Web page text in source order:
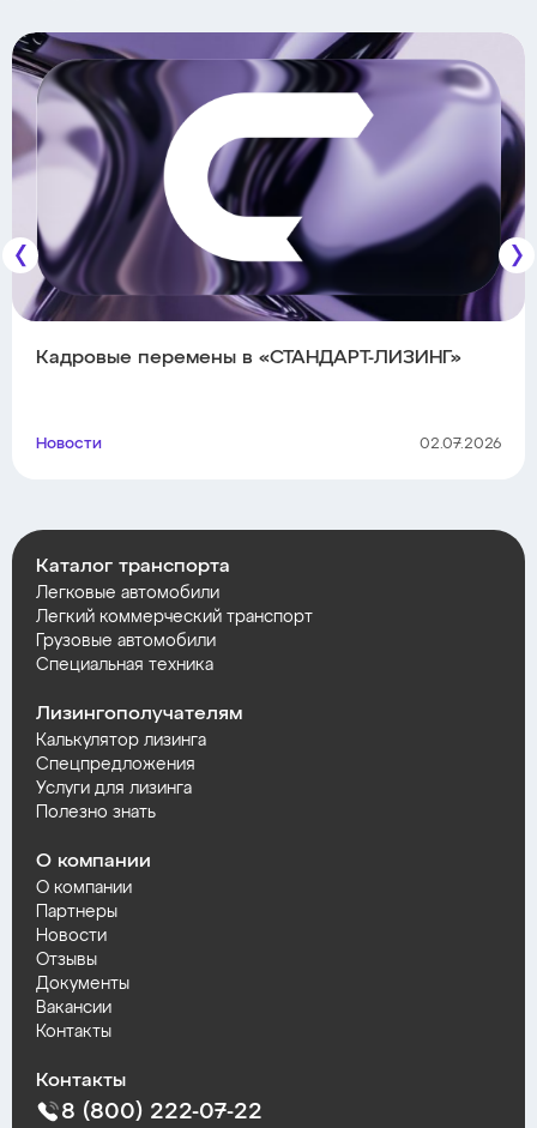
Кадровые перемены в «СТАНДАРТ-ЛИЗИНГ»
Новости 02.07.2026
Каталог транспорта
Легковые автомобили
Легкий коммерческий транспорт
Грузовые автомобили
Специальная техника
Лизингополучателям
Калькулятор лизинга
Спецпредложения
Услуги для лизинга
Полезно знать
О компании
О компании
Партнеры
Новости
Отзывы
Документы
Вакансии
Контакты
Контакты
8 (800) 222-07-22